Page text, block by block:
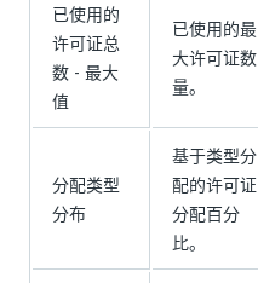
已使用的
许可证总
数 - 最大
值
已使用的最
大许可证数
量。
分配类型
分布
基于类型分
配的许可证
分配百分
比。